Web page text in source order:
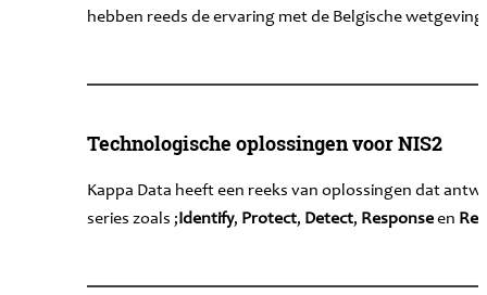
hebben reeds de ervaring met de Belgische
Technologische oplossingen voor NIS2
Kappa Data heeft een reeks van oplossingen dat
series zoals ;Identify, Protect, Detect, Responseen